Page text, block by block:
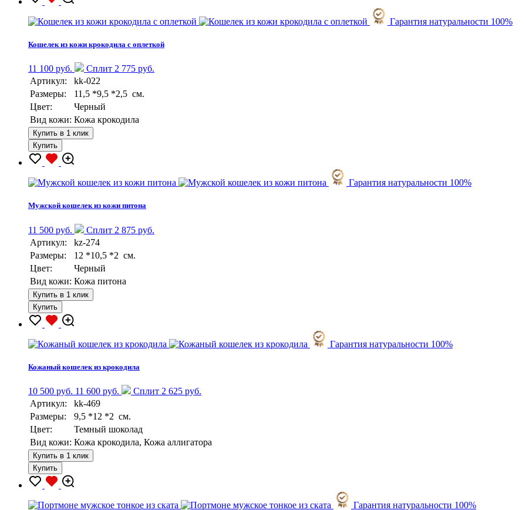
Гарантия натуральности 100%
Кошелек из кожи крокодила с оплеткой
11 100 руб.
Сплит 2 775 руб.
Артикул:
kk-022
Размеры:
11,5 *9,5 *2,5 см.
Цвет:
Черный
Вид кожи: Кожа крокодила
Купить в 1 клик
Купить
Гарантия натуральности 100%
Мужской кошелек из кожи питона
11 500 руб.
Сплит 2 875 руб.
Артикул:
kz-274
Размеры:
12 *10,5 *2 см.
Цвет:
Черный
Вид кожи: Кожа питона
Купить в 1 клик
Купить
Гарантия натуральности 100%
Кожаный кошелек из крокодила
10 500 руб. 11 600 руб.
Сплит 2 625 руб.
Артикул:
kk-469
Размеры:
9,5 *12 *2 см.
Цвет:
Темный шоколад
Вид кожи: Кожа крокодила, Кожа аллигатора
Купить в 1 клик
Купить
Гарантия натуральности 100%